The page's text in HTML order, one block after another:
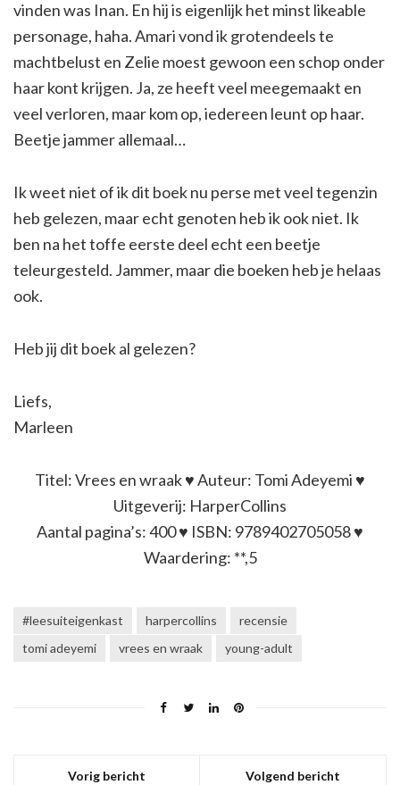
vinden was Inan. En hij is eigenlijk het minst likeable
personage, haha. Amari vond ik grotendeels te
machtbelust en Zelie moest gewoon een schop onder
haar kont krijgen. Ja, ze heeft veel meegemaakt en
veel verloren, maar kom op, iedereen leunt op haar.
Beetje jammer allemaal…
Ik weet niet of ik dit boek nu perse met veel tegenzin
heb gelezen, maar echt genoten heb ik ook niet. Ik
ben na het toffe eerste deel echt een beetje
teleurgesteld. Jammer, maar die boeken heb je helaas
ook.
Heb jij dit boek al gelezen?
Liefs,
Marleen
Titel: Vrees en wraak ♥ Auteur: Tomi Adeyemi ♥
Uitgeverij: HarperCollins
Aantal pagina’s: 400 ♥ ISBN: 9789402705058 ♥
Waardering: **,5
#leesuiteigenkast harpercollins
recensie
tomi adeyemi
vrees en wraak young-adult
Vorig bericht Volgend bericht